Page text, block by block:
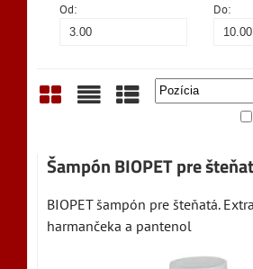
Od: Do:
Šampón BIOPET pre
BIOPET šampón pre šteňatá.
harmančeka a pantenol